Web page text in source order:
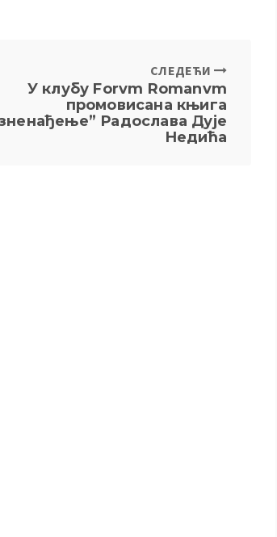
СЛЕДЕЋИ
У клубу Forvm Romanvm
промовисана књига
Радослава Дује
Недића